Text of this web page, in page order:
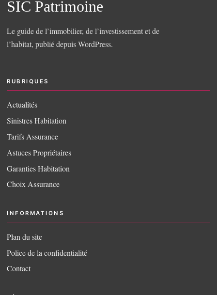
SIC Patrimoine
Le guide de l’immobilier, de l’investissement et de
l’habitat, publié depuis WordPress.
RUBRIQUES
Actualités
Sinistres Habitation
Tarifs Assurance
Astuces Propriétaires
Garanties Habitation
Choix Assurance
INFORMATIONS
Plan du site
Police de la confidentialité
Contact